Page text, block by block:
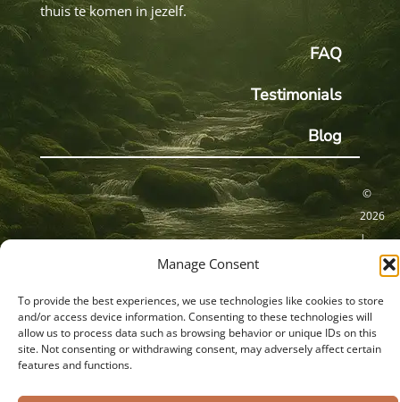
Manage Consent
To provide the best experiences, we use technologies like cookies to store
and/or access device information. Consenting to these technologies will
allow us to process data such as browsing behavior or unique IDs on this
site. Not consenting or withdrawing consent, may adversely affect certain
features and functions.
thuis te komen in jezelf.
FAQ
Testimonials
Blog
©
2026
|
Sacred
|
a/d
Algemene Voorwaarden Disclaimer